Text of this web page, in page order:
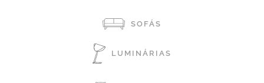
SOFÁS
LUMINÁRIAS